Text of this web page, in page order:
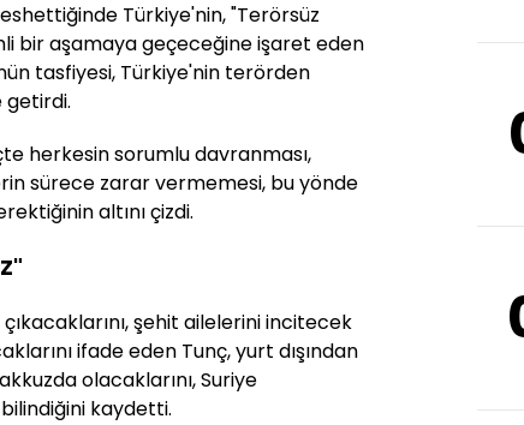
Türkiye'nin, "Terörsüz
bir aşamaya geçeceğine işaret eden
tasfiyesi, Türkiye'nin terörden
getirdi.
herkesin sorumlu davranması,
sürece zarar vermemesi, bu yönde
altını çizdi.
şehit ailelerini incitecek
ifade eden Tunç, yurt dışından
olacaklarını, Suriye
kaydetti.